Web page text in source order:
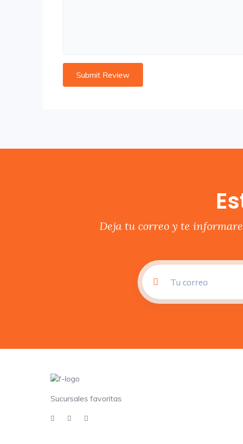
Deja tu correo y te
Sucursales favoritas